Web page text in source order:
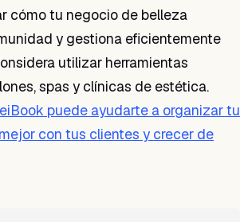
cómo tu negocio de belleza
y gestiona eficientemente
utilizar herramientas
spas y clínicas de estética.
puede ayudarte a organizar tu
con tus clientes y crecer de